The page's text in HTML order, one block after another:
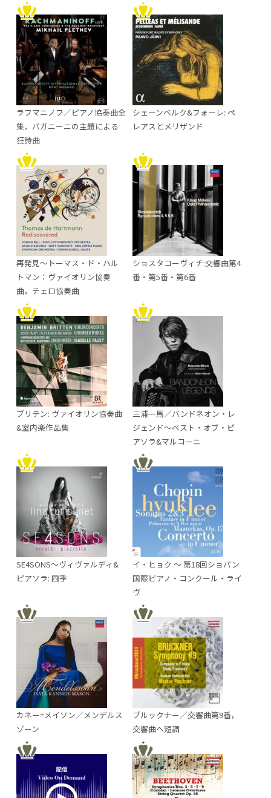
ラフマニノフ／ピアノ協奏曲全
集，パガニーニの主題による
狂詩曲
シェーンベルク&フォーレ: ペ
レアスとメリザンド
再発見～トーマス・ド・ハル
トマン：ヴァイオリン協奏
曲，チェロ協奏曲
ショスタコーヴィチ:交響曲第4
番・第5番・第6番
ブリテン: ヴァイオリン協奏曲
&室内楽作品集
三浦一馬／バンドネオン・レ
ジェンド～ベスト・オブ・ピ
アソラ&マルコーニ
SE4SONS～ヴィヴァルディ&
ピアソラ: 四季
イ・ヒョク ～ 第18回ショパン
国際ピアノ・コンクール・ライ
ヴ
カネー=メイソン／メンデルス
ゾーン
ブルックナー／交響曲第9番，
交響曲ヘ短調